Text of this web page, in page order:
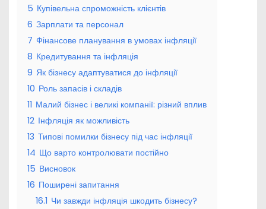
5 Купівельна спроможність клієнтів
6 Зарплати та персонал
7 Фінансове планування в умовах інфляції
8 Кредитування та інфляція
9 Як бізнесу адаптуватися до інфляції
10 Роль запасів і складів
11 Малий бізнес і великі компанії: різний вплив
12 Інфляція як можливість
13 Типові помилки бізнесу під час інфляції
14 Що варто контролювати постійно
15 Висновок
16 Поширені запитання
16.1 Чи завжди інфляція шкодить бізнесу?